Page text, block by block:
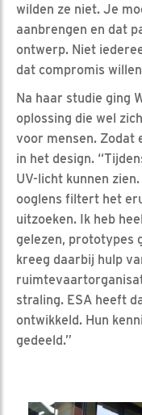
wilden ze niet. Je
aanbrengen en dat
ontwerp. Niet
dat compromis
Na haar studie ging
oplossing die wel
voor mensen. Zodat
in het design.
UV-licht kunnen
ooglens filtert het
uitzoeken. Ik heb
gelezen, prototypes
kreeg daarbij hulp
straling. ESA heeft
ontwikkeld. Hun
gedeeld.”